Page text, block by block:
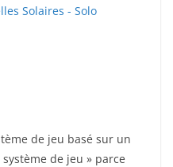
de jeu basé sur un
de jeu » parce